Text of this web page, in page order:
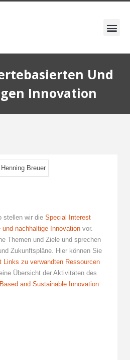
Und
Innovation
Henning Breuer
stellen wir die Special Interest
nachhaltige Innovation vor.
Themen und Ziele und sprechen
Zukunftspläne. Hier können Sie
Links zu verwandten Ressourcen
Übersicht der Aktivitäten des
and Sustainable Innovation